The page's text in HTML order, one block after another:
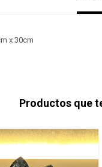
x 30cm
Productos que